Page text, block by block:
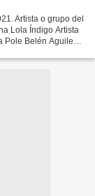
Artista o grupo del
Lola Índigo Artista
Belén Aguilera